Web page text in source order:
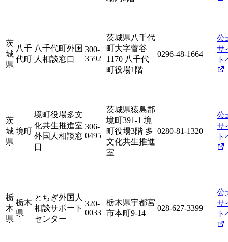
茨
城
県
八千
代町
八千代町外国
人相談窓口
300-
3592
茨城県八千代
町大字菅谷
1170 八千代
町役場1階
0296-48-1664
公
サ
ト
茨
城
県
境町
境町役場多文
化共生推進室
外国人相談窓
口
306-
0495
茨城県猿島郡
境町391-1 境
町役場3階 多
文化共生推進
室
0280-81-1320
公
サ
ト
栃
木
県
栃木
県
とちぎ外国人
相談サポート
センター
320-
0033
栃木県宇都宮
市本町9-14
028-627-3399
公
サ
ト